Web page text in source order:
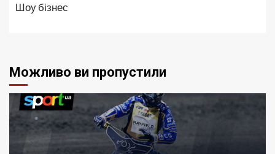
Шоу бізнес
Можливо ви пропустили